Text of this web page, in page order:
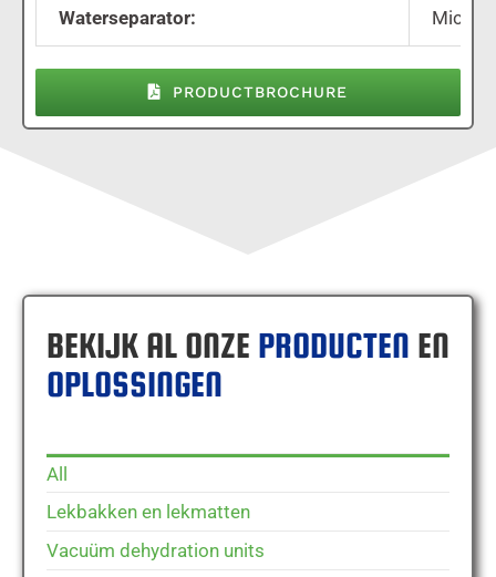
Waterseparator: MicFil
PRODUCTBROCHURE
BEKIJK AL ONZE PRODUCTEN EN
OPLOSSINGEN
All
Lekbakken en lekmatten
Vacuüm dehydration units